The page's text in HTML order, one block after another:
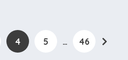
4 5 … 46